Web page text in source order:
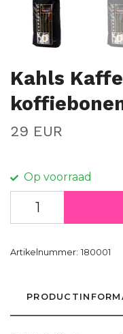
Kahls
29 EUR
Op voorraad
Artikelnummer: 180001